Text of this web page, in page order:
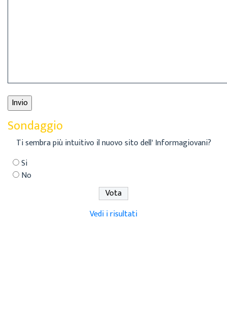
Sondaggio
Ti sembra più intuitivo il nuovo sito dell' Informagiovani?
Si
No
Vedi i risultati